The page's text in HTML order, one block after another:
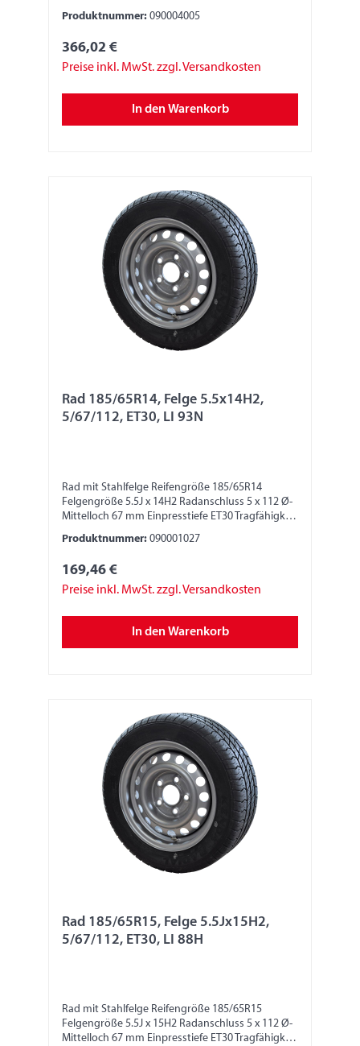
Produktnummer: 090004005
366,02 €
Preise inkl. MwSt. zzgl. Versandkosten
In den Warenkorb
Rad 185/65R14, Felge 5.5x14H2,
5/67/112, ET30, LI 93N
Rad mit Stahlfelge Reifengröße 185/65R14
Felgengröße 5.5J x 14H2 Radanschluss 5 x 112 Ø-
Mittelloch 67 mm Einpresstiefe ET30 Tragfähigkeit
Produktnummer: 090001027
169,46 €
Preise inkl. MwSt. zzgl. Versandkosten
In den Warenkorb
Rad 185/65R15, Felge 5.5Jx15H2,
5/67/112, ET30, LI 88H
Rad mit Stahlfelge Reifengröße 185/65R15
Felgengröße 5.5J x 15H2 Radanschluss 5 x 112 Ø-
Mittelloch 67 mm Einpresstiefe ET30 Tragfähigkeit